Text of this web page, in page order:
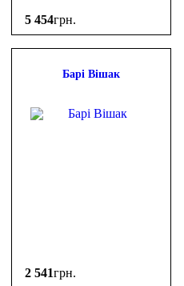
5 454грн.
Барі Вішак
2 541грн.